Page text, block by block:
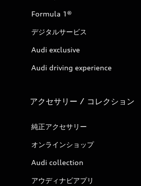
Formula 1®
デジタルサービス
Audi exclusive
Audi driving experience
アクセサリー / コレクション
純正アクセサリー
オンラインショップ
Audi collection
アウディナビアプリ